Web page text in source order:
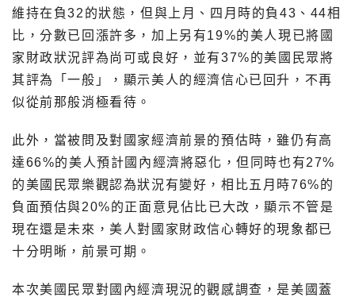
維持在負32的狀態，但與上月、四月時的負43、44相
比，分數已回漲許多，加上另有19%的美人現已將國
家財政狀況評為尚可或良好，並有37%的美國民眾將
其評為「一般」，顯示美人的經濟信心已回升，不再
似從前那般消極看待。
此外，當被問及對國家經濟前景的預估時，雖仍有高
達66%的美人預計國內經濟將惡化，但同時也有27%
的美國民眾樂觀認為狀況有變好，相比五月時76%的
負面預估與20%的正面意見佔比已大改，顯示不管是
現在還是未來，美人對國家財政信心轉好的現象都已
十分明晰，前景可期。
本次美國民眾對國內經濟現況的觀感調查，是美國蓋